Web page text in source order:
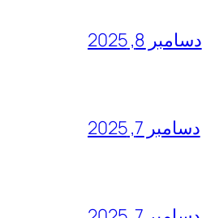
دسامبر 8, 2025
دسامبر 7, 2025